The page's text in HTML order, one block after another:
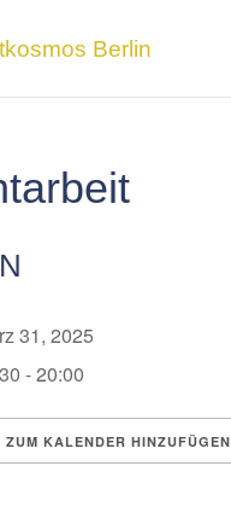
31, 2025
- 20:00
ZUM KALENDER HINZUFÜGEN